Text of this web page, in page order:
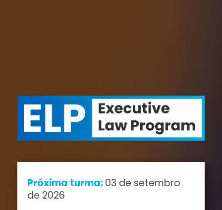
Próxima turma:03 de setembro
de 2026